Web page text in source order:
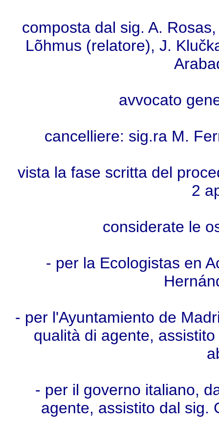
composta dal sig. A.
Lõhmus (relatore), J.
avvocato
cancelliere: sig.ra M.
vista la fase scritta del
2
considerate le
- per la Ecologistas en
- per l'Ayuntamiento de
qualità di agente,
- per il governo italiano,
agente, assistito dal sig.